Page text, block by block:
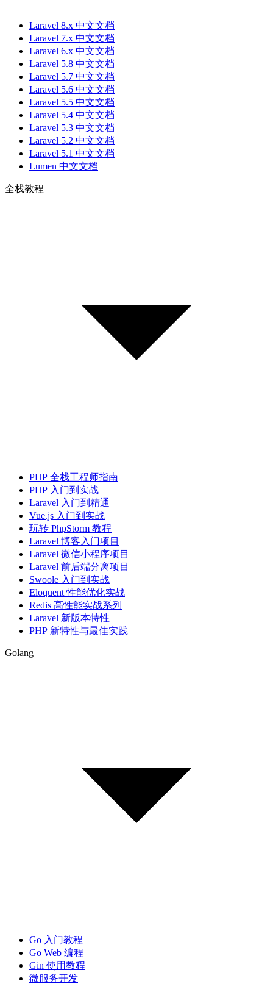
Laravel 8.x 中文文档
Laravel 7.x 中文文档
Laravel 6.x 中文文档
Laravel 5.8 中文文档
Laravel 5.7 中文文档
Laravel 5.6 中文文档
Laravel 5.5 中文文档
Laravel 5.4 中文文档
Laravel 5.3 中文文档
Laravel 5.2 中文文档
Laravel 5.1 中文文档
Lumen 中文文档
全栈教程
PHP 全栈工程师指南
PHP 入门到实战
Laravel 入门到精通
Vue.js 入门到实战
玩转 PhpStorm 教程
Laravel 博客入门项目
Laravel 微信小程序项目
Laravel 前后端分离项目
Swoole 入门到实战
Eloquent 性能优化实战
Redis 高性能实战系列
Laravel 新版本特性
PHP 新特性与最佳实践
Golang
Go 入门教程
Go Web 编程
Gin 使用教程
微服务开发